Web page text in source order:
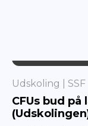
Udskoling SSF
CFUs bud
SSF